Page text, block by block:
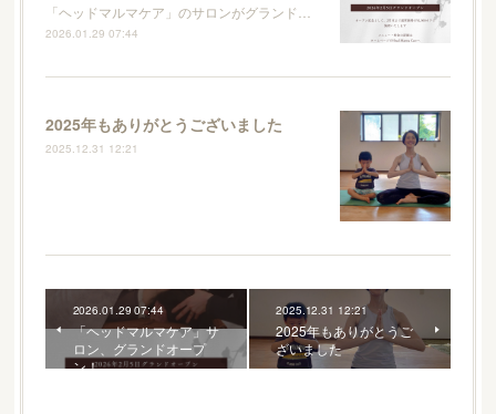
「ヘッドマルマケア」のサロンがグランド…
2026.01.29 07:44
2025年もありがとうございました
2025.12.31 12:21
2026.01.29 07:44
「ヘッドマルマケア」サ
ロン、グランドオープ
ン！
2025.12.31 12:21
2025年もありがとうご
ざいました